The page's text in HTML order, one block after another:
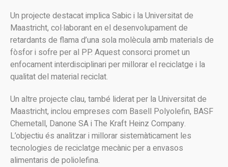
Un projecte destacat implica Sabic i la Universitat de
Maastricht, col·laborant en el desenvolupament de
retardants de flama d’una sola molècula amb materials de
fòsfor i sofre per al PP. Aquest consorci promet un
enfocament interdisciplinari per millorar el reciclatge i la
qualitat del material reciclat.
Un altre projecte clau, també liderat per la Universitat de
Maastricht, inclou empreses com Basell Polyolefin, BASF
Chemetall, Danone SA i The Kraft Heinz Company.
L’objectiu és analitzar i millorar sistemàticament les
tecnologies de reciclatge mecànic per a envasos
alimentaris de poliolefina.